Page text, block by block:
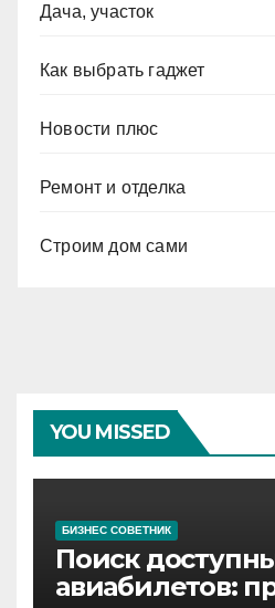
Дача, участок
Как выбрать гаджет
Новости плюс
Ремонт и отделка
Строим дом сами
YOU MISSED
БИЗНЕС СОВЕТНИК
Поиск
авиабилетов: